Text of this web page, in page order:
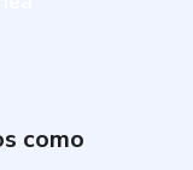
como